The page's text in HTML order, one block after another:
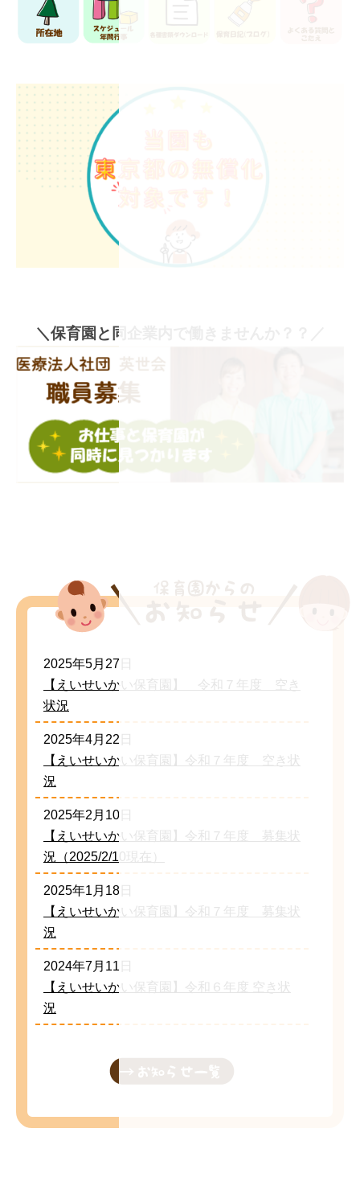
＼保育園と同企業内で働きませんか？？／
2025年5月27日
【えいせいかい保育園】 令和７年度 空き
状況
2025年4月22日
【えいせいかい保育園】令和７年度 空き状
況
2025年2月10日
【えいせいかい保育園】令和７年度 募集状
況（2025/2/10現在）
2025年1月18日
【えいせいかい保育園】令和７年度 募集状
況
2024年7月11日
【えいせいかい保育園】令和６年度 空き状
況